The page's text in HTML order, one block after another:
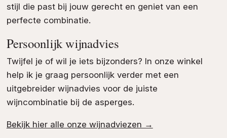
stijl die past bij jouw gerecht en geniet van een
perfecte combinatie.
Persoonlijk wijnadvies
Twijfel je of wil je iets bijzonders? In onze winkel
help ik je graag persoonlijk verder met een
uitgebreider wijnadvies voor de juiste
wijncombinatie bij de asperges.
Bekijk hier alle onze wijnadviezen →